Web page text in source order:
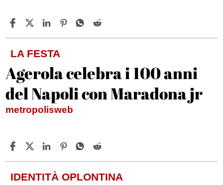
LA FESTA
Agerola celebra i 100 anni
del Napoli con Maradona jr
metropolisweb
IDENTITÀ OPLONTINA